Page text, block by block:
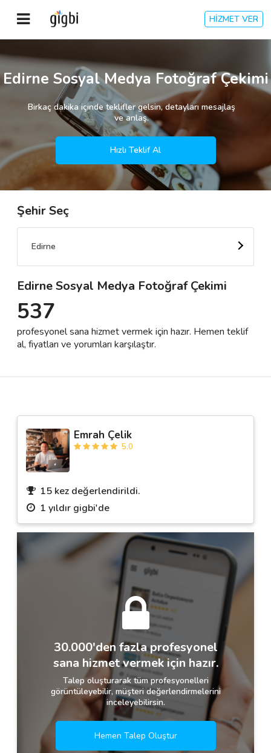
HİZMET VER
Anasayfa
Giriş Yap
Kategoriler
🎈 Biz Kimiz?
🌟 Müşteri Değerlendirmeleri
Destek
İletişim
Edirne Sosyal Medya Fotoğraf Çekimi
Birkaç dakika içinde teklifler gelsin, detayları mesajlaş
ve anlaş.
Hızlı Teklif Al
Şehir Seç
Edirne
Edirne Sosyal Medya Fotoğraf Çekimi
537
profesyonel sana hizmet vermek için hazır. Hemen teklif
al, fiyatları ve yorumları karşılaştır.
Emrah Çelik
5.0
15 kez değerlendirildi.
1 yıldır gigbi'de
30.000'den fazla profesyonel
sana hizmet vermek için hazır.
Talep oluşturarak tüm profesyonelleri
görüntüleyebilir, müşteri değerlendirmelerini
inceleyebilirsin.
Hemen Talep Oluştur